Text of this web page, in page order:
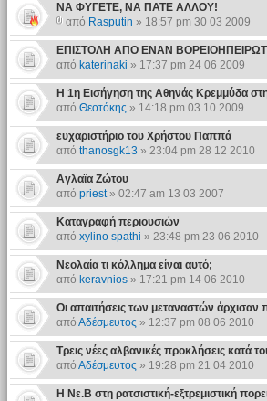
ΝΑ ΦΥΓΕΤΕ, ΝΑ ΠΑΤΕ ΑΛΛΟΥ!
από Rasputin » 18:57 pm 30 03 2009
ΕΠΙΣΤΟΛΗ ΑΠΟ ΕΝΑΝ
από katerinaki » 17:37 pm 24 06 2009
Η 1η Εισήγηση της Αθηνάς Κρεμμύδα
από Θεοτόκης » 14:18 pm 03 10 2009
ευχαριστήριο του Χρήστου Παππά
από thanosgk13 » 23:04 pm 28 12 2010
Αγλαϊα Ζώτου
από priest» 02:47 am 13 03 2007
Καταγραφή περιουσιών
από xylino spathi » 23:48 pm 23 06 2010
Νεολαία τι κόλλημα είναι αυτό;
από keravnios» 17:21 pm 14 06 2010
Οι απαιτήσεις των μεταναστών άρχισαν
από Αδέσμευτος » 12:37 pm 08 06 2010
Τρεις νέες αλβανικές προκλήσεις κατά
από Αδέσμευτος » 19:28 pm 21 04 2010
Η Νε.Β στη ρατσιστική-εξτρεμιστική